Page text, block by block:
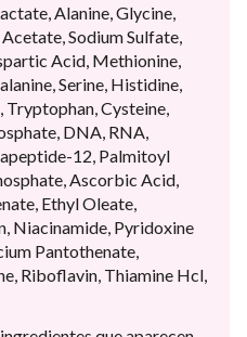
Alanine, Glycine,
Sodium Sulfate,
Acid, Methionine,
Serine, Histidine,
Cysteine,
DNA, RNA,
12, Palmitoyl
Ascorbic Acid,
Ethyl Oleate,
Niacinamide, Pyridoxine
Pantothenate,
Riboflavin, Thiamine Hcl,